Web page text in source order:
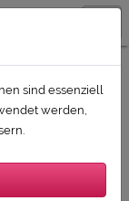
sind essenziell
werden,